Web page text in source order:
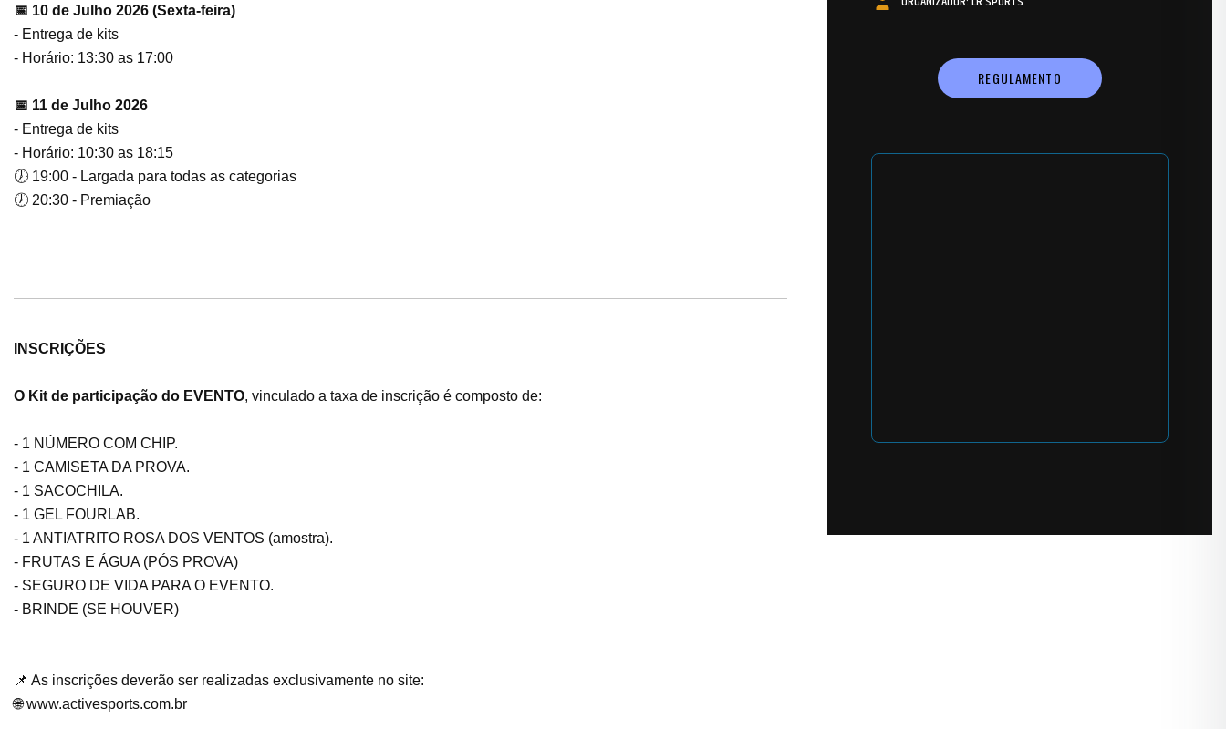
📅 10 de Julho 2026 (Sexta-feira)
- Entrega de kits
- Horário: 13:30 as 17:00
📅 11 de Julho 2026
- Entrega de kits
- Horário: 10:30 as 18:15
🕖 19:00 - Largada para todas as categorias
🕖 20:30 - Premiação
INSCRIÇÕES
O Kit de participação do EVENTO, vinculado a taxa de inscrição é composto de:
- 1 NÚMERO COM CHIP.
- 1 CAMISETA DA PROVA.
- 1 SACOCHILA.
- 1 GEL FOURLAB.
- 1 ANTIATRITO ROSA DOS VENTOS (amostra).
- FRUTAS E ÁGUA (PÓS PROVA)
- SEGURO DE VIDA PARA O EVENTO.
- BRINDE (SE HOUVER)
📌 As inscrições deverão ser realizadas exclusivamente no site:
🌐www.activesports.com.br
REGULAMENTO